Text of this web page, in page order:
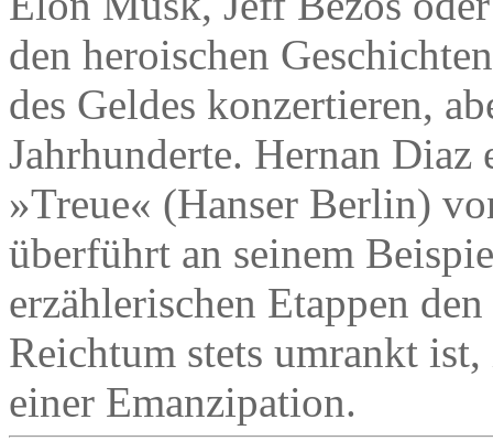
den heroischen
des Geldes konzertieren,
Jahrhunderte. Hernan Diaz
»Treue« (Hanser Berlin)
überführt an seinem
erzählerischen Etappen
Reichtum stets umrankt
einer Emanzipation.